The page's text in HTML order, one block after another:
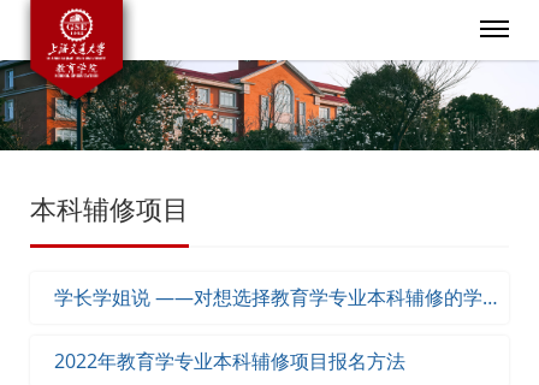
本科辅修项目
学长学姐说 ——对想选择教育学专业本科辅修的学弟
2022年教育学专业本科辅修项目报名方法